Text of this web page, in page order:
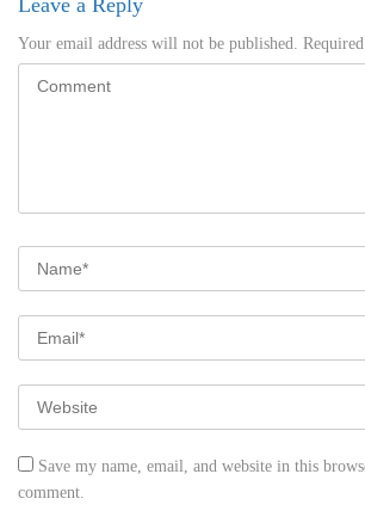
Leave a Reply
Your email address will not be published.
Save my name, email, and website in this
comment.